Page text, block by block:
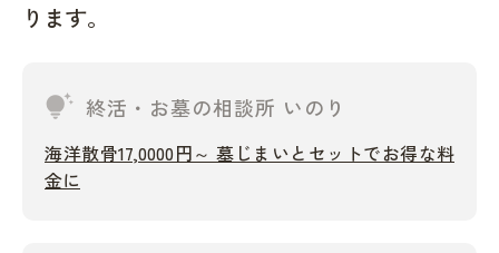
ります。
tips_and_updates 終活・お墓の相談所 いのり
海洋散骨17,0000円～ 墓じまいとセットでお得な料
金に